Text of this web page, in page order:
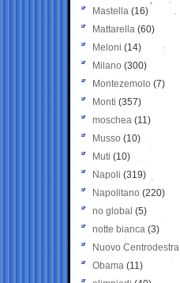
Mastella (16)
Mattarella (60)
Meloni (14)
Milano (300)
Montezemolo (7)
Monti (357)
moschea (11)
Musso (10)
Muti (10)
Napoli (319)
Napolitano (220)
no global (5)
notte bianca (3)
Nuovo Centrodestra
Obama (11)